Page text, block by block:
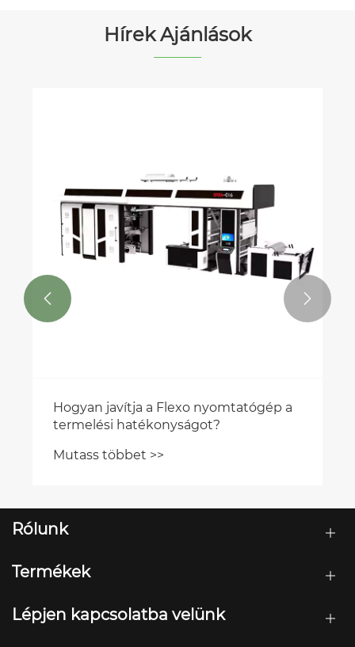
Hírek Ajánlások
Hogyan javítja a Flexo nyomtatógép a
termelési hatékonyságot?
Mutass többet >>
 
Rólunk
Termékek
Lépjen kapcsolatba velünk